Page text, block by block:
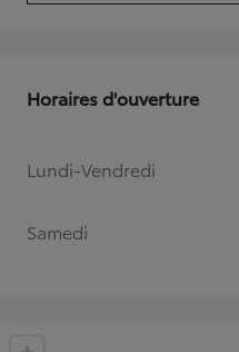
Horaires d'ouverture
Lundi-Vendredi
Samedi